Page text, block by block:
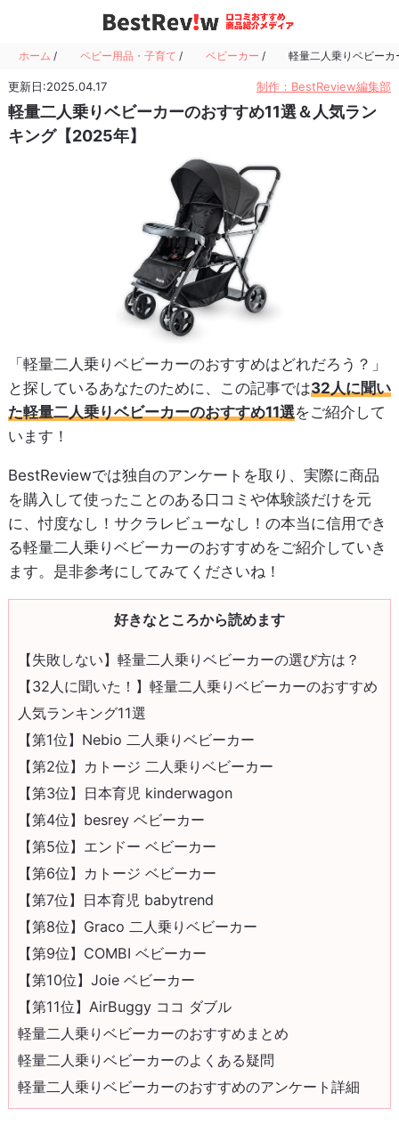
ホーム / ベビー用品・子育て / ベビーカー / 軽量二人乗りベビー
更新日:2025.04.17 制作：BestReview編集部
軽量二人乗りベビーカーのおすすめ11選＆人気ラン
キング【2025年】
「軽量二人乗りベビーカーのおすすめはどれだろう？」
と探しているあなたのために、この記事では32人に聞い
た軽量二人乗りベビーカーのおすすめ11選をご紹介して
います！
BestReviewでは独自のアンケートを取り、実際に商品
を購入して使ったことのある口コミや体験談だけを元
に、忖度なし！サクラレビューなし！の本当に信用でき
る軽量二人乗りベビーカーのおすすめをご紹介していき
ます。是非参考にしてみてくださいね！
好きなところから読めます
【失敗しない】軽量二人乗りベビーカーの選び方は？
【32人に聞いた！】軽量二人乗りベビーカーのおすすめ
人気ランキング11選
【第1位】Nebio 二人乗りベビーカー
【第2位】カトージ 二人乗りベビーカー
【第3位】日本育児 kinderwagon
【第4位】besrey ベビーカー
【第5位】エンドー ベビーカー
【第6位】カトージ ベビーカー
【第7位】日本育児 babytrend
【第8位】Graco 二人乗りベビーカー
【第9位】COMBI ベビーカー
【第10位】Joie ベビーカー
【第11位】AirBuggy ココ ダブル
軽量二人乗りベビーカーのおすすめまとめ
軽量二人乗りベビーカーのよくある疑問
軽量二人乗りベビーカーのおすすめのアンケート詳細